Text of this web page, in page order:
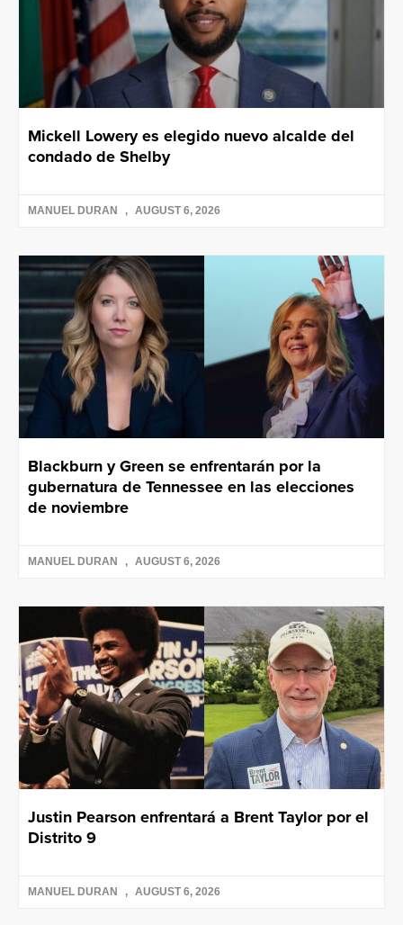
Mickell Lowery es elegido nuevo alcalde del
condado de Shelby
MANUEL DURAN AUGUST 6, 2026
Blackburn y Green se enfrentarán por la
gubernatura de Tennessee en las elecciones
de noviembre
MANUEL DURAN AUGUST 6, 2026
Justin Pearson enfrentará a Brent Taylor por el
Distrito 9
MANUEL DURAN AUGUST 6, 2026